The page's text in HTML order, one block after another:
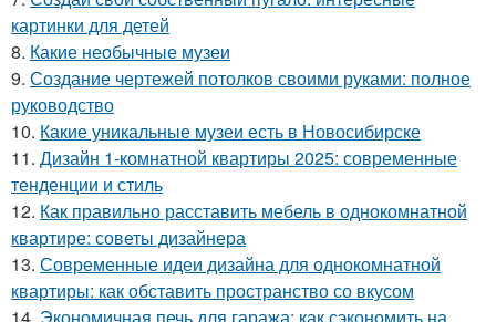
картинки для детей
8. Какие необычные музеи
9. Создание чертежей потолков своими руками: полное
руководство
10. Какие уникальные музеи есть в Новосибирске
11. Дизайн 1-комнатной квартиры 2025: современные
тенденции и стиль
12. Как правильно расставить мебель в однокомнатной
квартире: советы дизайнера
13. Современные идеи дизайна для однокомнатной
квартиры: как обставить пространство со вкусом
14. Экономичная печь для гаража: как сэкономить на